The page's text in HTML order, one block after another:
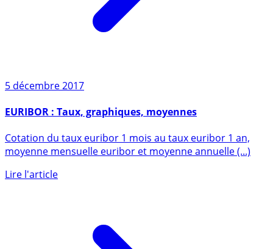
Cotation du taux euribor 1 mois au taux euribor 1 an,
moyenne mensuelle euribor et moyenne annuelle (...)